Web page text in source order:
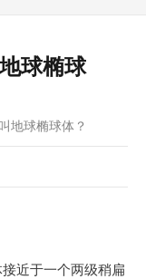
球椭球
地球椭球体？
接近于一个两级稍扁